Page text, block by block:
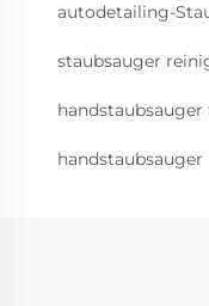
autodetailing-
staubsauger
handstaubsauger